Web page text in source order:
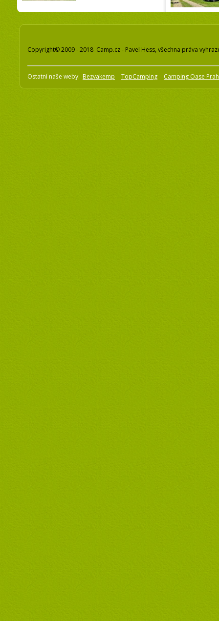
Copyright© 2009 - 2018 Camp.cz - Pavel Hess, všechna práva
Ostatní naše weby: Bezvakemp TopCamping Camping Oase